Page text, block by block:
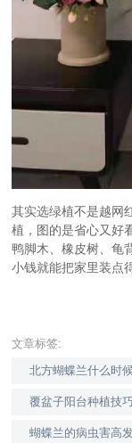
其实选绿植不是越网
植，图的是省心又好
鸭脚木、橡皮树、龟
小钱就能把家里装点
文章标签:
北方蝴蝶兰什么时
覆盆子阳台种植技
蝴蝶兰的病虫害高